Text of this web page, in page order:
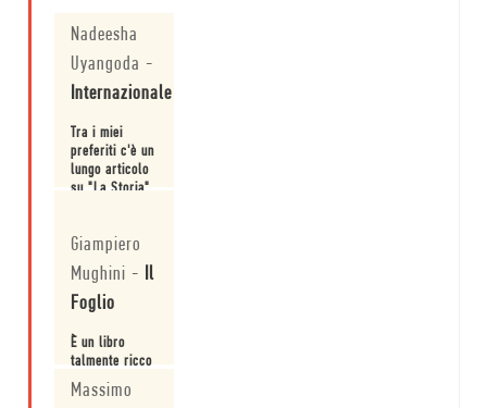
Nadeesha
Uyangoda -
Internazionale
Tra i miei
preferiti c'è un
lungo articolo
su "La Storia"
mostrare
meglio di altri
il suo profilo
più vivido: il
schiettamente
controcorrente,
indipend...
Giampiero
Mughini - Il
Foglio
È un libro
talmente ricco
che non sai da
dove
Massimo